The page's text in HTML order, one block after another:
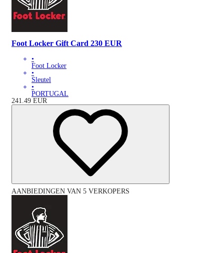
Foot Locker Gift Card 230 EUR
•
Foot Locker
•
Sleutel
•
PORTUGAL
241.49 EUR
AANBIEDINGEN VAN 5 VERKOPERS